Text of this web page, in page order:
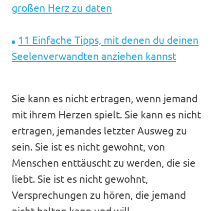
großen Herz zu daten
11 Einfache Tipps, mit denen du deinen
Seelenverwandten anziehen kannst
Sie kann es nicht ertragen, wenn jemand
mit ihrem Herzen spielt. Sie kann es nicht
ertragen, jemandes letzter Ausweg zu
sein. Sie ist es nicht gewohnt, von
Menschen enttäuscht zu werden, die sie
liebt. Sie ist es nicht gewohnt,
Versprechungen zu hören, die jemand